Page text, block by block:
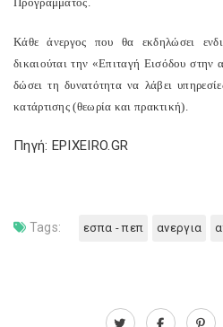
Κάθε άνεργος που θα εκδηλώσει
δικαιούται την «Επιταγή Εισόδου
δώσει τη δυνατότητα να λάβει
κατάρτισης (θεωρία και πρακτική).
Πηγή: EPIXEIRO.GR
Tags: εσπα - πεπ ανεργια